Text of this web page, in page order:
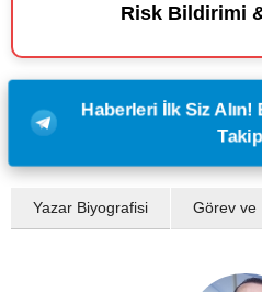
Risk Bildirimi &
Haberleri İlk Siz
Yazar Biyografisi Görev ve